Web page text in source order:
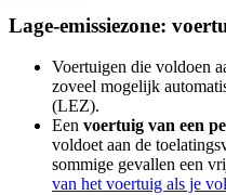
Lage-emissiezone:
Voertuigen die voldoen
zoveel mogelijk
(LEZ).
Een voertuig van een
voldoet aan de
sommige gevallen een
van het voertuig als je